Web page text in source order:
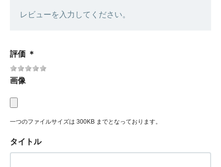
レビューを入力してください。
評価 ＊
画像
一つのファイルサイズは 300KB までとなっております。
タイトル